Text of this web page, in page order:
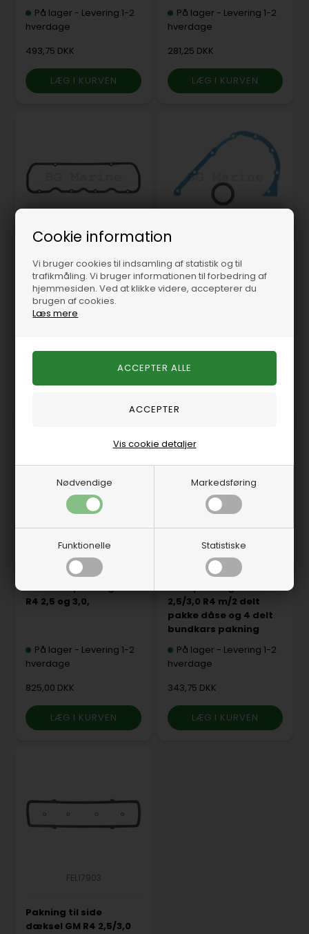
Cookie information
Vi bruger cookies til indsamling af statistik og til
trafikmåling. Vi bruger informationen til forbedring af
hjemmesiden. Ved at klikke videre, accepterer du
brugen af cookies.
Læs mere
Nødvendige Markedsføring
Funktionelle Statistiske
Vis cookie detaljer
På lager - Levering 1-2
hverdage
493,75 DKK
På lager - Levering 1-2
hverdage
281,25 DKK
FELVS13197c
Ventildækselpaknings
sæt
Forkammer
pakningssæt GM
297,50 DKK
R4 2,5 og 3,0,
På lager - Levering 1-2
hverdage
825,00 DKK
2,5/3,0 R4 m/2 delt
pakke dåse og 4 delt
bundkars pakning
På lager - Levering 1-2
hverdage
343,75 DKK
FEL17903
Pakning til side
dæksel GM R4 2,5/3,0